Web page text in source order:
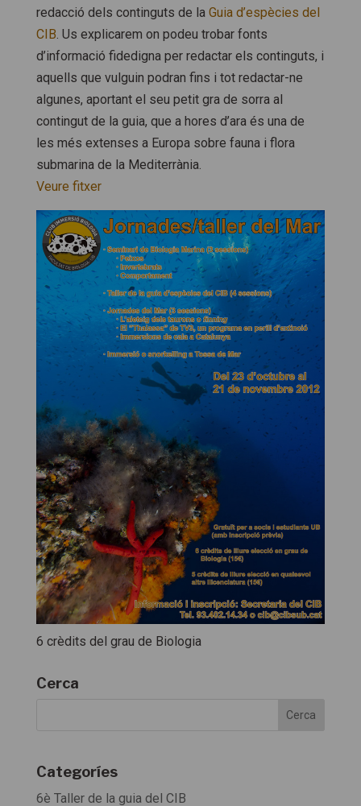
redacció dels continguts de la Guia d’espècies del
CIB. Us explicarem on podeu trobar fonts
d’informació fidedigna per redactar els continguts, i
aquells que vulguin podran fins i tot redactar-ne
algunes, aportant el seu petit gra de sorra al
contingut de la guia, que a hores d’ara és una de
les més extenses a Europa sobre fauna i flora
submarina de la Mediterrània.
Veure fitxer
6 crèdits del grau de Biologia
Cerca
Categoríes
6è Taller de la guia del CIB